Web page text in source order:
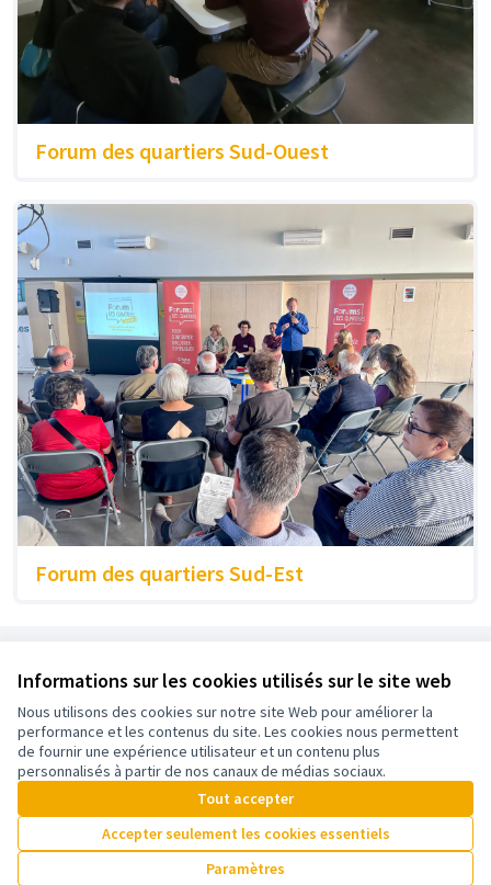
Informations sur les cookies utilisés sur le site web
Nous utilisons des cookies sur notre site Web pour améliorer la
performance et les contenus du site. Les cookies nous permettent
de fournir une expérience utilisateur et un contenu plus
personnalisés à partir de nos canaux de médias sociaux.
Tout accepter
Accepter seulement les cookies essentiels
Paramètres
Forum des quartiers Sud-Ouest
Forum des quartiers Sud-Est
Conditions d'utilisation
Paramètres des cookies
Plateforme participative de la Ville de Bègles sur X
(Lien externe)
Plateforme participative de la Ville de Bègles sur Facebook
Plateforme participative de la Ville de Bègles sur YouTube
Licence
(Lien